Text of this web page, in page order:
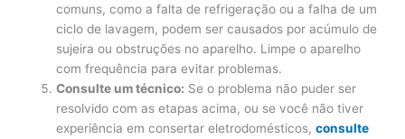
comuns, como a falta de refrigeração ou a falha de um
ciclo de lavagem, podem ser causados ​​por acúmulo de
sujeira ou obstruções no aparelho. Limpe o aparelho
com frequência para evitar problemas.
Consulte um técnico: Se o problema não puder ser
resolvido com as etapas acima, ou se você não tiver
experiência em consertar eletrodomésticos,consulte